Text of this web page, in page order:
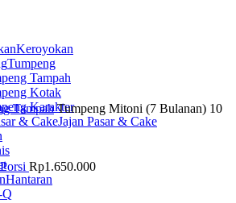
Keroyokan
Tumpeng
Tampah
Kotak
Karakter
Jajan Pasar & Cake
Hantaran
Q
TampahTumpeng Mitoni (7 Bulanan) 10
Rp1.650.000